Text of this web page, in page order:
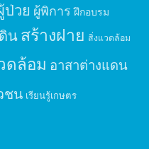
ป่วย ผู้พิการ ฝึกอบรม
นสร้างฝาย สิ่งแวดล้อม
ดล้อม อาสาต่างแดน
ชน เรียนรู้เกษตร